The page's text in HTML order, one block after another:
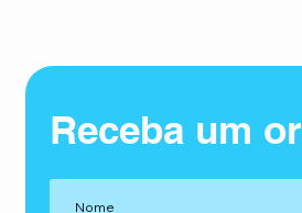
Receba um